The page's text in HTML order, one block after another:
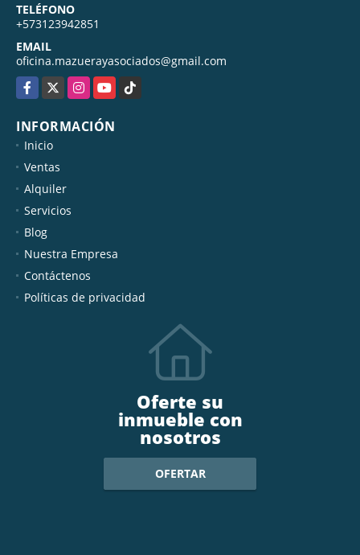
TELÉFONO
+573123942851
EMAIL
oficina.mazuerayasociados@gmail.com
Facebook
X InstagramYouTubeTikTok
INFORMACIÓN
Inicio
Ventas
Alquiler
Servicios
Blog
Nuestra Empresa
Contáctenos
Políticas de privacidad
Oferte su
inmueble con
nosotros
OFERTAR